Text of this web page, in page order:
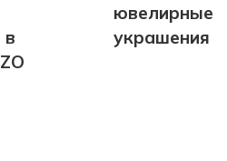
в
ювелирные
украшения